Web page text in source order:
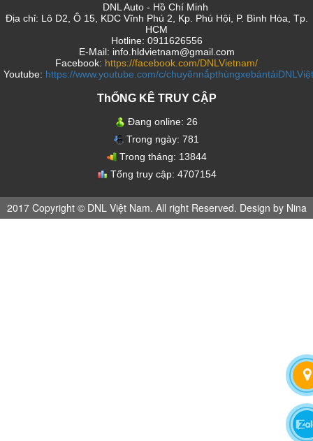
DNL Auto - Hồ Chí Minh
Địa chỉ: Lô D2, Ô 15, KDC Vĩnh Phú 2, Kp. Phú Hội, P. Bình Hòa, Tp.
HCM
Hotline: 0911626556
E-Mail: info.hldvietnam@gmail.com
Facebook: https://facebook.com/DNLVietnam/
Youtube: https://www.youtube.com/c/
ThỐNG KÊ TRUY CẬP
Đang online: 26
Trong ngày: 781
Trong tháng: 13844
Tổng truy cập: 4707154
2017 Copyright © DNL Việt Nam. All right Reserved. Design by Nina